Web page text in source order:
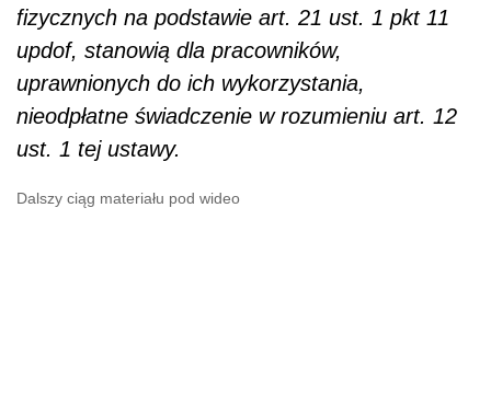
fizycznych na podstawie art. 21 ust. 1 pkt 11
updof, stanowią dla pracowników,
uprawnionych do ich wykorzystania,
nieodpłatne świadczenie w rozumieniu art. 12
ust. 1 tej ustawy.
Dalszy ciąg materiału pod wideo